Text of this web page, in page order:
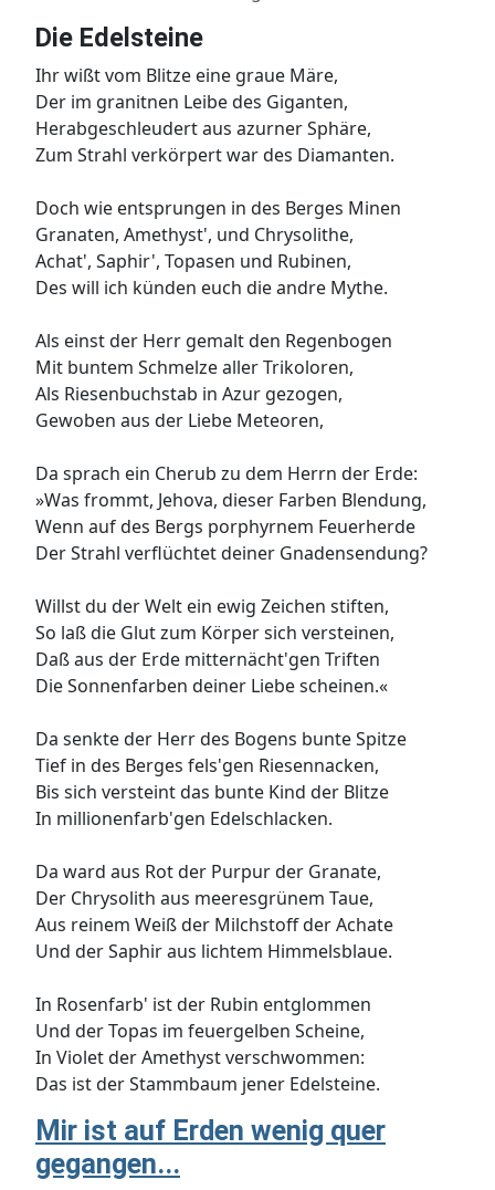
Die Edelsteine
Ihr wißt vom Blitze eine graue Märe,
Der im granitnen Leibe des Giganten,
Herabgeschleudert aus azurner Sphäre,
Zum Strahl verkörpert war des Diamanten.
Doch wie entsprungen in des Berges Minen
Granaten, Amethyst', und Chrysolithe,
Achat', Saphir', Topasen und Rubinen,
Des will ich künden euch die andre Mythe.
Als einst der Herr gemalt den Regenbogen
Mit buntem Schmelze aller Trikoloren,
Als Riesenbuchstab in Azur gezogen,
Gewoben aus der Liebe Meteoren,
Da sprach ein Cherub zu dem Herrn der Erde:
»Was frommt, Jehova, dieser Farben Blendung,
Wenn auf des Bergs porphyrnem Feuerherde
Der Strahl verflüchtet deiner Gnadensendung?
Willst du der Welt ein ewig Zeichen stiften,
So laß die Glut zum Körper sich versteinen,
Daß aus der Erde mitternächt'gen Triften
Die Sonnenfarben deiner Liebe scheinen.«
Da senkte der Herr des Bogens bunte Spitze
Tief in des Berges fels'gen Riesennacken,
Bis sich versteint das bunte Kind der Blitze
In millionenfarb'gen Edelschlacken.
Da ward aus Rot der Purpur der Granate,
Der Chrysolith aus meeresgrünem Taue,
Aus reinem Weiß der Milchstoff der Achate
Und der Saphir aus lichtem Himmelsblaue.
In Rosenfarb' ist der Rubin entglommen
Und der Topas im feuergelben Scheine,
In Violet der Amethyst verschwommen:
Das ist der Stammbaum jener Edelsteine.
Mir ist auf Erden wenig quer
gegangen...